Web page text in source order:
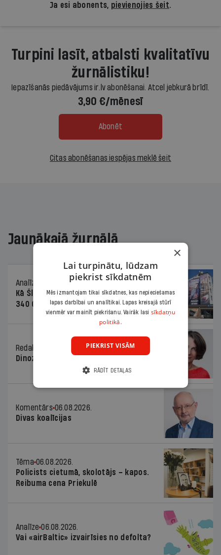
Ja esi abonents, pievienojies šeit.
Turpini lasīt, atbalsti kvalitatīvu
žurnālistiku!
Iepazīšanās piedāvājums ir.lv abonēšanai. Atcel jebkurā brīdī.
3,90 €/mēnesī
Abonēt
Citas abonēšanas iespējas meklē šeit
Jaunākajā žurnālā
Analīze
06.08.2026.
Kā Šlesera partija palika nesodīta par
340 000 vērtu reklāmas kampaņu
Redaktores sleja
06.08.2026.
Dinozaura triks
Komentārs 06.08.2026.
Divas koalīcijas
Tēma 06.08.2026.
Policists cietumā, skolotājs – kapos.
Reibuma cena Priekulē
Analīze 06.08.2026.
Vai «airBaltic» izvairīsies no defolta?
×
Lai turpinātu, lūdzam
piekrist sīkdatnēm
Mēs izmantojam tikai sīkdatnes, kas nepieciešamas
lapas darbībai un analītikai. Lapas kreisajā stūrī
vienmēr var mainīt piekrišanu. Vairāk lasi sīkdatņu
politikā.
PIEKRIST VISĀM
RĀDĪT DETAĻAS